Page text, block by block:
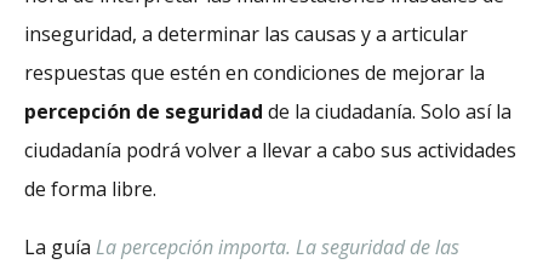
inseguridad, a determinar las causas y a articular
respuestas que estén en condiciones de mejorar la
percepción de seguridad de la ciudadanía. Solo así la
ciudadanía podrá volver a llevar a cabo sus actividades
de forma libre.
La guía La percepción importa. La seguridad de las